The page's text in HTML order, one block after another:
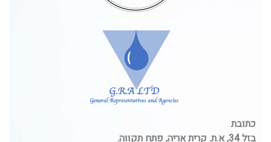
כתובת
בזל 34, א.ת. קרית אריה, פתח תקווה.